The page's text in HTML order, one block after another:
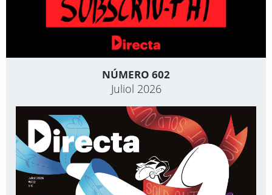
NÚMERO 602
Juliol 2026